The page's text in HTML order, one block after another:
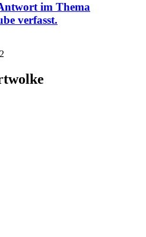
im Thema
verfasst.